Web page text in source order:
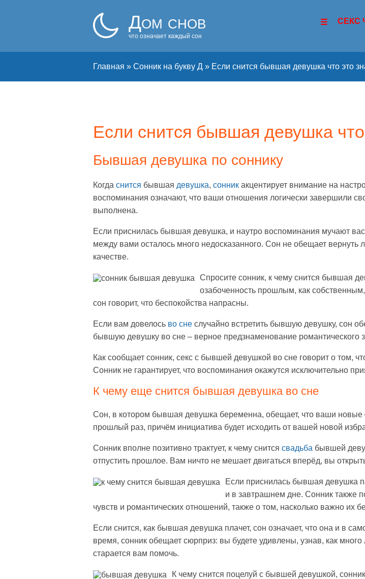
Дом снов
что означает каждый сон
СЕКС
Главная » Сонник на букву Д » Если снится бывшая девушка что это
Если снится бывшая девушка что
Бывшая девушка по соннику
Когда снится бывшая девушка, сонник акцентирует внимание на
воспоминания означают, что ваши отношения логически завершили
выполнена.
Если приснилась бывшая девушка, и наутро воспоминания мучают
между вами осталось много недосказанного. Сон не обещает вернуть
качестве.
Спросите сонник, к чему снится бывшая
озабоченность прошлым, как
сон говорит, что беспокойства напрасны.
Если вам довелось во сне случайно встретить бывшую девушку, сон
бывшую девушку во сне – верное предзнаменование романтического
Как сообщает сонник, секс с бывшей девушкой во сне говорит о том,
Сонник не гарантирует, что воспоминания окажутся исключительно
К чему еще снится бывшая девушка во сне
Сон, в котором бывшая девушка беременна, обещает, что ваши новые
прошлый раз, причём инициатива будет исходить от вашей новой
Сонник вполне позитивно трактует, к чему снится свадьба бывшей
отпустить прошлое. Вам ничто не мешает двигаться вперёд, вы
Если приснилась бывшая девушка
и в завтрашнем дне. Сонник также
чувств и романтических отношений, также о том, насколько важно их
Если снится, как бывшая девушка плачет, сон означает, что она и в
время, сонник обещает сюрприз: вы будете удивлены, узнав, как
старается вам помочь.
К чему снится поцелуй с бывшей девушкой,